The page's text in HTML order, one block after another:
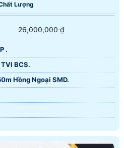
Lượng
26,000,000 ₫
.
BCS.
Hồng Ngoại SMD.